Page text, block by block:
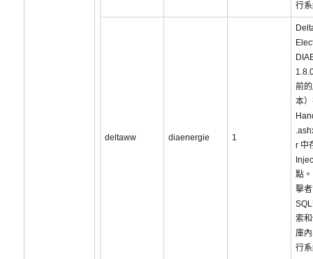
行
deltaww diaenergie 1
前
本
r 中
點
擊
索
庫
行